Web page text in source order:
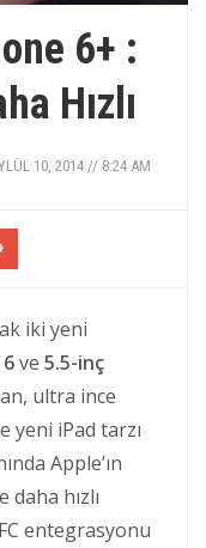
6+ :
Hızlı
10, 2014 // 8:24 AM
iki yeni
ve 5.5-inç
ultra ince
yeni iPad tarzı
Apple’ın
hızlı
entegrasyonu